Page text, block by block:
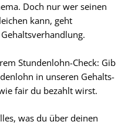
Doch nur wer seinen
kann, geht
Stundenlohn-Check: Gib
in unseren Gehalts-
fair du bezahlt wirst.
was du über deinen